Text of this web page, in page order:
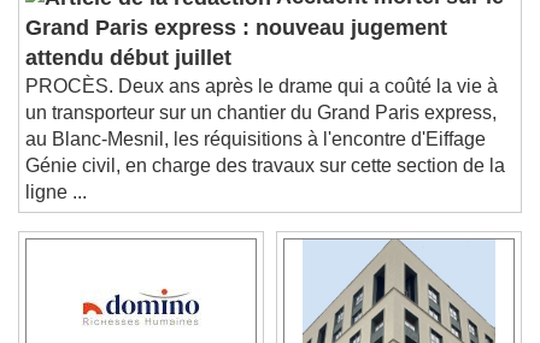
Picture-in-Picture
Fullscreen
This is a modal window.
Beginning of dialog window. Escape will cancel
and close the window.
Text
Text Background
Color
Caption Area Background
Accident mortel sur le
Grand Paris express : nouveau jugement
attendu début juillet
PROCÈS. Deux ans après le drame qui a coûté la vie à
un transporteur sur un chantier du Grand Paris express,
au Blanc-Mesnil, les réquisitions à l'encontre d'Eiffage
Génie civil, en charge des travaux sur cette section de la
ligne ...